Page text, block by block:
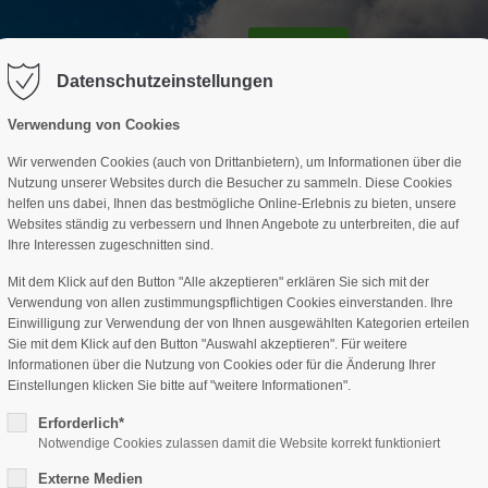
Der Eintrag "offcanvas-col3"
nicht.
Datenschutzeinstellungen
Verwendung von Cookies
Wir verwenden Cookies (auch von Drittanbietern), um Informationen über die
Nutzung unserer Websites durch die Besucher zu sammeln. Diese Cookies
helfen uns dabei, Ihnen das bestmögliche Online-Erlebnis zu bieten, unsere
Websites ständig zu verbessern und Ihnen Angebote zu unterbreiten, die auf
Ihre Interessen zugeschnitten sind.
Mit dem Klick auf den Button "Alle akzeptieren" erklären Sie sich mit der
Verwendung von allen zustimmungspflichtigen Cookies einverstanden. Ihre
Einwilligung zur Verwendung der von Ihnen ausgewählten Kategorien erteilen
Sie mit dem Klick auf den Button "Auswahl akzeptieren". Für weitere
Informationen über die Nutzung von Cookies oder für die Änderung Ihrer
Einstellungen klicken Sie bitte auf "weitere Informationen".
Erforderlich*
Notwendige Cookies zulassen damit die Website korrekt funktioniert
Externe Medien